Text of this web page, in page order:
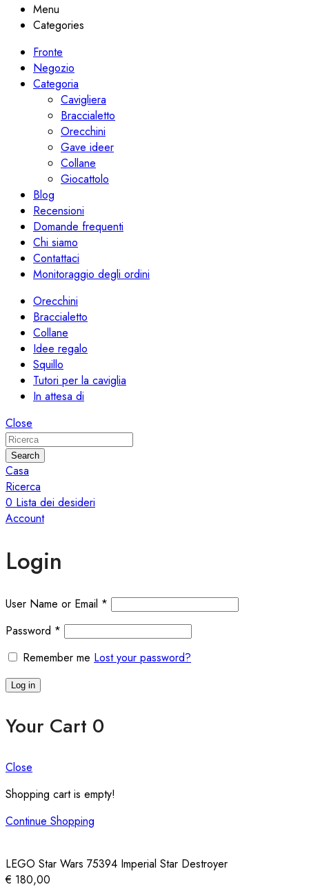
Menu
Categories
Fronte
Negozio
Categoria
Cavigliera
Braccialetto
Orecchini
Gave ideer
Collane
Giocattolo
Blog
Recensioni
Domande frequenti
Chi siamo
Contattaci
Monitoraggio degli ordini
Orecchini
Braccialetto
Collane
Idee regalo
Squillo
Tutori per la caviglia
In attesa di
Close
Search
Casa
Ricerca
0 Lista dei desideri
Account
Login
User Name or Email *
Password *
Remember me Lost your password?
Log in
Your Cart 0
Close
Shopping cart is empty!
Continue Shopping
LEGO Star Wars 75394 Imperial Star Destroyer
€ 180,00